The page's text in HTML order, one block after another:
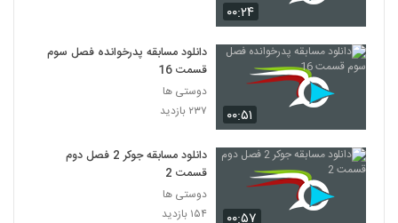
۰۰:۲۴
۰۰:۵۱
دانلود مسابقه پدرخوانده فصل سوم
قسمت 16
دوستی ها
۲۳۷ بازدید
دانلود مسابقه جوکر 2 فصل دوم
قسمت 2
دوستی ها
۱۵۴ بازدید